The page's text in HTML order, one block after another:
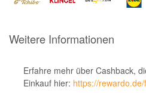
apodiscounter
OTTO Office
Udemy
Weitere Informationen
Erfahre mehr über Cashback,
Einkauf hier: https://rewardo.de/